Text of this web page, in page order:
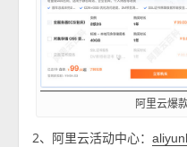
阿里云爆
2、阿里云活动中心：